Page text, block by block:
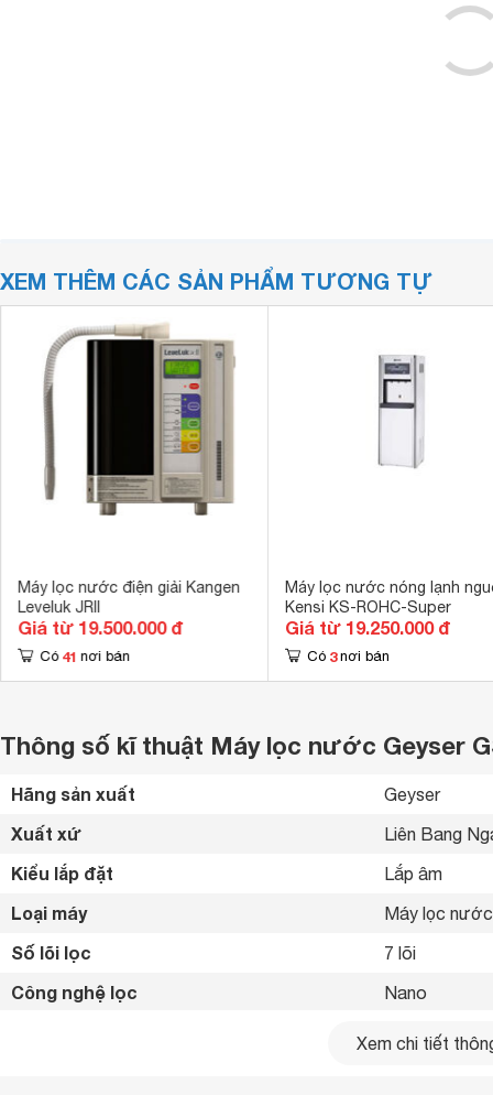
XEM THÊM CÁC SẢN PHẨM TƯƠNG TỰ
Máy lọc nước điện giải Kangen
Leveluk JRII
Giá từ 19.500.000 đ
Có 41 nơi bán
Máy lọc nước nóng lạnh
Kensi KS-ROHC-Super
Giá từ 19.250.000 đ
Có 3 nơi bán
Thông số kĩ thuật Máy lọc nước Geyser
Hãng sản xuất Geyser
Xuất xứ Liên Bang
Kiểu lắp đặt Lắp âm
Loại máy Máy lọc
Số lõi lọc 7 lõi
Công nghệ lọc Nano
Lõi Nano
Xem chi tiết